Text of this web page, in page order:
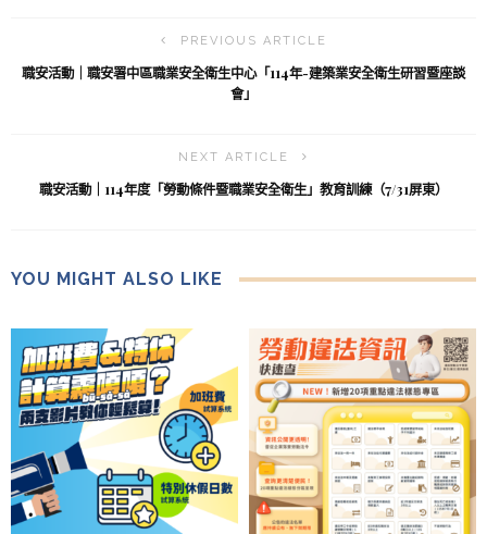
PREVIOUS ARTICLE
職安活動｜職安署中區職業安全衛生中心「114年-建築業安全衛生研習暨座談
會」
NEXT ARTICLE
職安活動｜114年度「勞動條件暨職業安全衛生」教育訓練（7/31屏東）
YOU MIGHT ALSO LIKE